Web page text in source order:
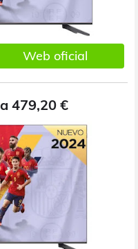
Web oficial
479,20 €